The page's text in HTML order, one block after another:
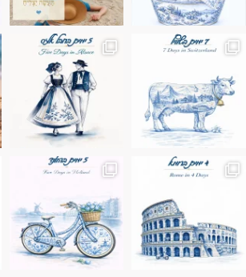
בחבל אלזס צרפת
בחופשה שבו הכל נהיה פשוט יותר. החול, הי
Instagram post
Instagram post 17994326828955248